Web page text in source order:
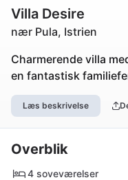
Villa Desire
nær Pula, Istrien
Charmerende villa
en fantastisk
Læs beskrivelse
Overblik
4 soveværelser